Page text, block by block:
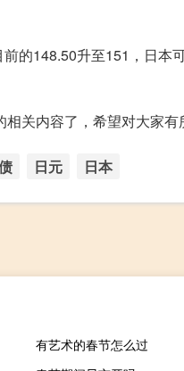
的148.50升至151，日本
关内容了，希望对大家有
日元 日本
有艺术的春节怎么过